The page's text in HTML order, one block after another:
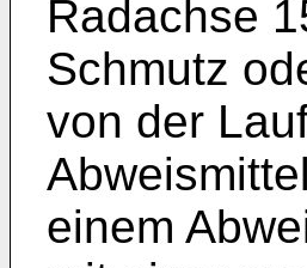
Radachse
Schmutz
von der
einem